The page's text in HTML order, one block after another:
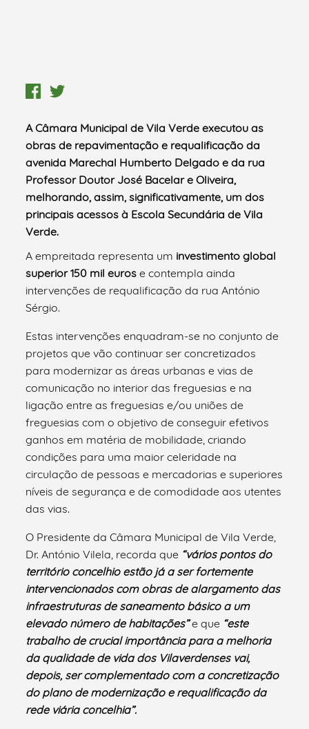
A Câmara Municipal de Vila Verde executou as
obras de repavimentação e requalificação da
avenida Marechal Humberto Delgado e da rua
Professor Doutor José Bacelar e Oliveira,
melhorando, assim, significativamente, um dos
principais acessos à Escola Secundária de Vila
Verde.
A empreitada representa um investimento global
superior 150 mil euros e contempla ainda
intervenções de requalificação da rua António
Sérgio.
Estas intervenções enquadram-se no conjunto de
projetos que vão continuar ser concretizados
para modernizar as áreas urbanas e vias de
comunicação no interior das freguesias e na
ligação entre as freguesias e/ou uniões de
freguesias com o objetivo de conseguir efetivos
ganhos em matéria de mobilidade, criando
condições para uma maior celeridade na
circulação de pessoas e mercadorias e superiores
níveis de segurança e de comodidade aos utentes
das vias.
O Presidente da Câmara Municipal de Vila Verde,
Dr. António Vilela, recorda que “vários pontos do
território concelhio estão já a ser fortemente
intervencionados com obras de alargamento das
infraestruturas de saneamento básico a um
elevado número de habitações”e que “este
trabalho de crucial importância para a melhoria
da qualidade de vida dos Vilaverdenses vai,
depois, ser complementado com a concretização
do plano de modernização e requalificação da
rede viária concelhia”.